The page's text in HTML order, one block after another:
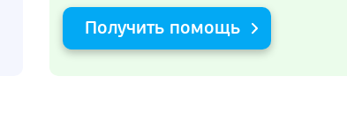
Получить помощь